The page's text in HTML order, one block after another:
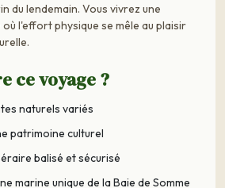
du lendemain. Vous vivrez une
l'effort physique se mêle au plaisir
ce voyage ?
naturels variés
patrimoine culturel
balisé et sécurisé
marine unique de la Baie de Somme